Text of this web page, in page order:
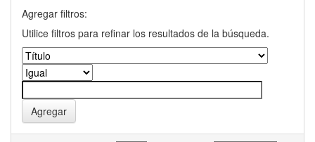
Agregar filtros:
Utilice filtros para refinar los resultados de la búsqueda.